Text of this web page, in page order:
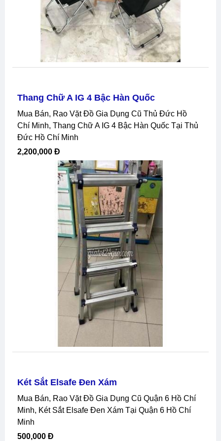
Thang Chữ A IG 4 Bậc Hàn Quốc
Mua Bán, Rao Vặt Đồ Gia Dụng Cũ Thủ Đức Hồ
Chí Minh, Thang Chữ A IG 4 Bậc Hàn Quốc Tại Thủ
Đức Hồ Chí Minh
2,200,000 Đ
Két Sắt Elsafe Đen Xám
Mua Bán, Rao Vặt Đồ Gia Dụng Cũ Quận 6 Hồ Chí
Minh, Két Sắt Elsafe Đen Xám Tại Quận 6 Hồ Chí
Minh
500,000 Đ